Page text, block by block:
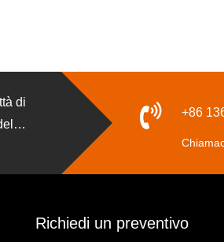
di
+86
Richiedi un preventivo